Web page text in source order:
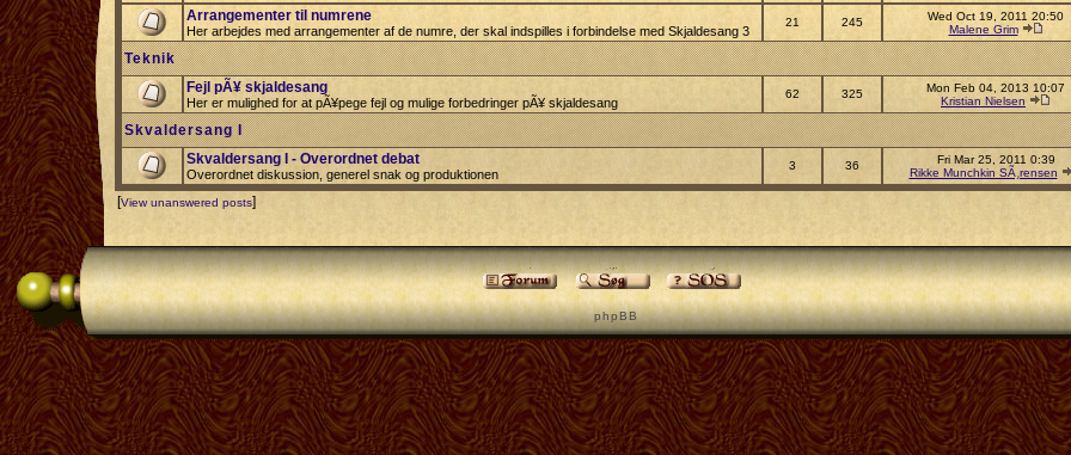
Arrangementer til numrene
Her arbejdes med arrangementer af de numre, der skal indspilles i forbindelse med Skjaldesang 3
21 245
Wed Oct 19, 2011 20:50
Malene Grim
Teknik
Fejl pÃ¥ skjaldesang
Her er mulighed for at pÃ¥pege fejl og mulige forbedringer pÃ¥ skjaldesang
62 325
Mon Feb 04, 2013 10:07
Kristian Nielsen
Skvaldersang I
Skvaldersang I - Overordnet debat
Overordnet diskussion, generel snak og produktionen
3 36
Fri Mar 25, 2011 0:39
Rikke Munchkin SÃ¸rensen
[View unanswered posts]
p h p B B